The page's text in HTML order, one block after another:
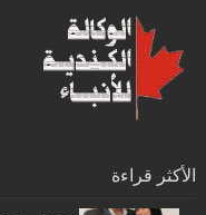
الأكثر قراءة